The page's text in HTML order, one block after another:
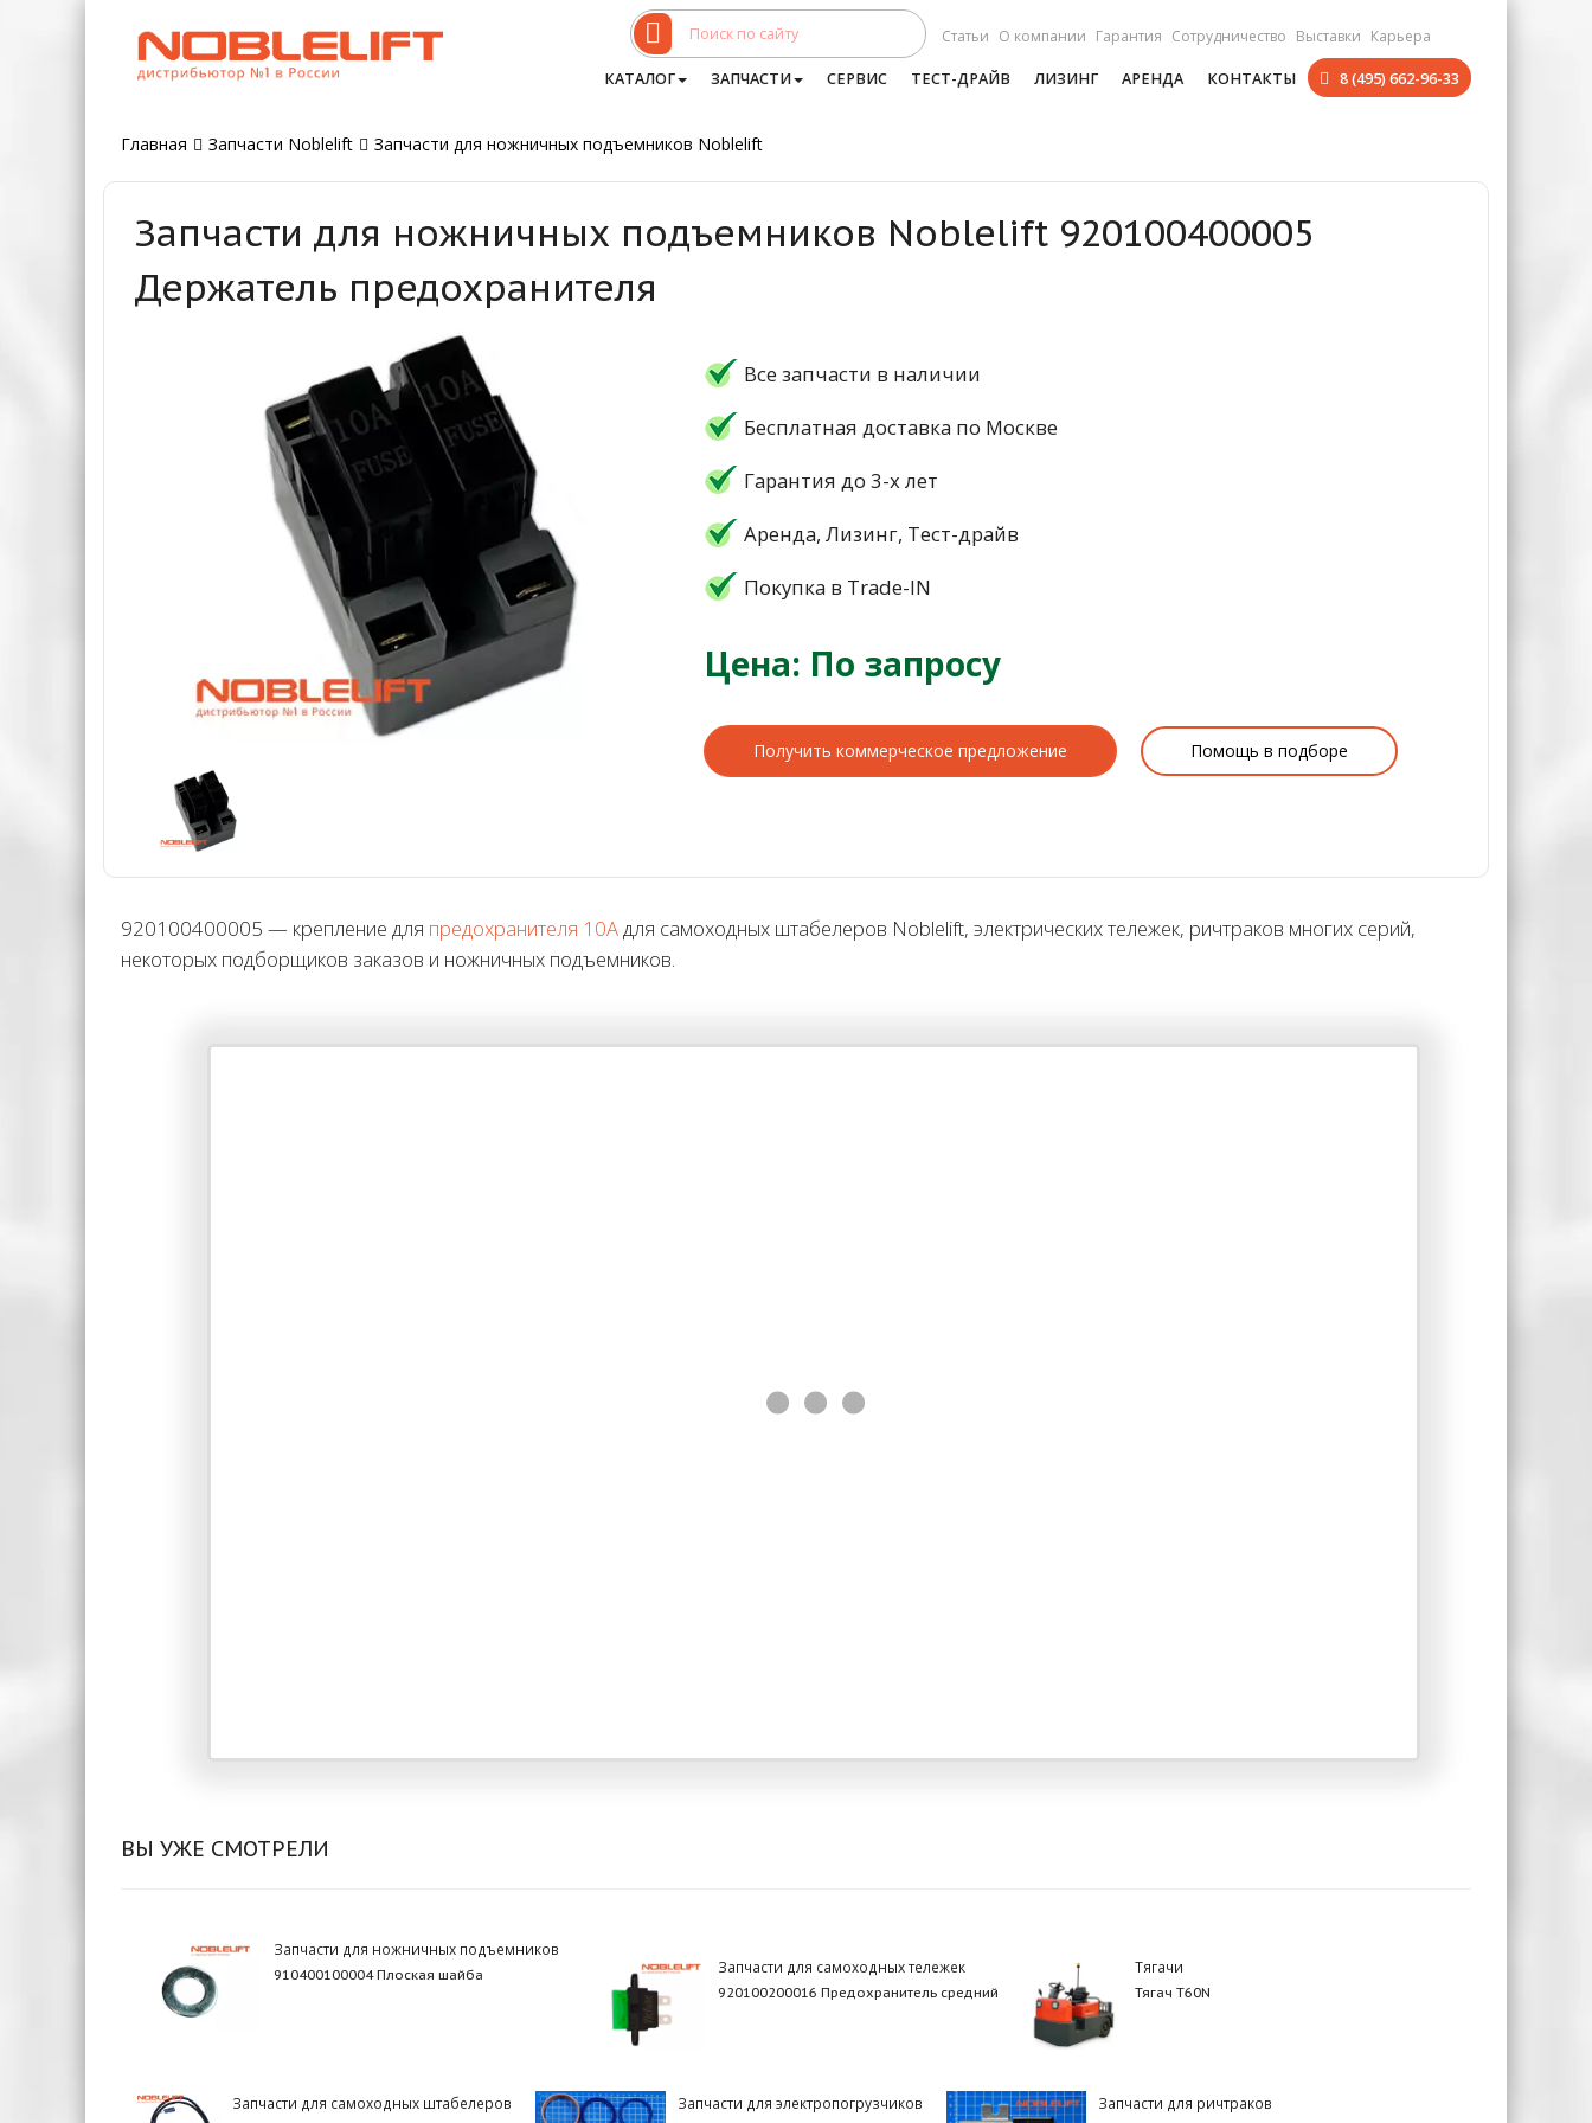
Статьи О компании Гарантия Сотрудничество Выставки Карьера
КАТАЛОГ ЗАПЧАСТИ СЕРВИС ТЕСТ-ДРАЙВ ЛИЗИНГ АРЕНДА КОНТАКТЫ 8 (495) 662-96-33
Главная Запчасти Noblelift Запчасти для ножничных подъемников Noblelift
Запчасти для ножничных подъемников Noblelift 920100400005
Держатель предохранителя
Все запчасти в наличии
Бесплатная доставка по Москве
Гарантия до 3-х лет
Аренда, Лизинг, Тест-драйв
Покупка в Trade-IN
Цена: По запросу
Получить коммерческое предложение Помощь в подборе
920100400005 — крепление для предохранителя 10Адля самоходных штабелеров Noblelift, электрических тележек, ричтраков многих серий,
некоторых подборщиков заказов и ножничных подъемников.
ВЫ УЖЕ СМОТРЕЛИ
Запчасти для ножничных подъемников
910400100004 Плоская шайба Запчасти для самоходных тележек
920100200016 Предохранитель средний
Тягачи
Тягач T60N
Запчасти для самоходных штабелеров Запчасти для электропогрузчиков Запчасти для ричтраков